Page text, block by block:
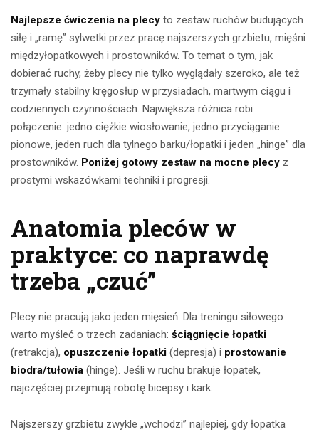
Najlepsze ćwiczenia na plecy to zestaw ruchów budujących
siłę i „ramę” sylwetki przez pracę najszerszych grzbietu, mięśni
międzyłopatkowych i prostowników. To temat o tym, jak
dobierać ruchy, żeby plecy nie tylko wyglądały szeroko, ale też
trzymały stabilny kręgosłup w przysiadach, martwym ciągu i
codziennych czynnościach. Największa różnica robi
połączenie: jedno ciężkie wiosłowanie, jedno przyciąganie
pionowe, jeden ruch dla tylnego barku/łopatki i jeden „hinge” dla
prostowników. Poniżej gotowy zestaw na mocne plecy z
prostymi wskazówkami techniki i progresji.
Anatomia pleców w
praktyce: co naprawdę
trzeba „czuć”
Plecy nie pracują jako jeden mięsień. Dla treningu siłowego
warto myśleć o trzech zadaniach: ściągnięcie łopatki
(retrakcja), opuszczenie łopatki (depresja) i prostowanie
biodra/tułowia (hinge). Jeśli w ruchu brakuje łopatek,
najczęściej przejmują robotę bicepsy i kark.
Najszerszy grzbietu zwykle „wchodzi” najlepiej, gdy łopatka